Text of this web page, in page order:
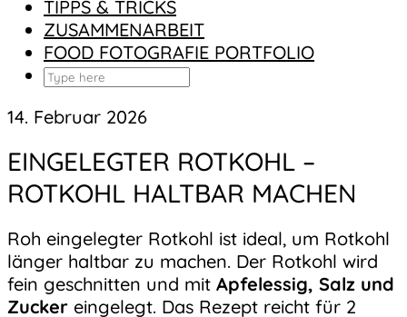
TIPPS & TRICKS
ZUSAMMENARBEIT
FOOD FOTOGRAFIE PORTFOLIO
14. Februar 2026
EINGELEGTER ROTKOHL –
ROTKOHL HALTBAR MACHEN
Roh eingelegter Rotkohl ist ideal, um Rotkohl
länger haltbar zu machen. Der Rotkohl wird
fein geschnitten und mit Apfelessig, Salz und
Zucker eingelegt. Das Rezept reicht für 2